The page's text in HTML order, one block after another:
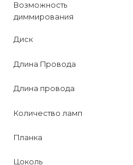
Возможность
диммирования
Диск
Длина Провода
Длина провода
Количество ламп
Планка
Цоколь